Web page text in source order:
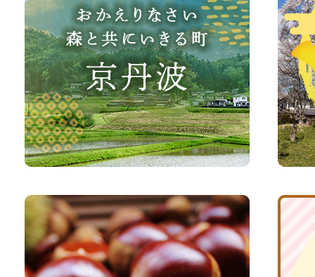
え
り
な
さ
い、
森
共
に
い
波
町
観
光
サ
イ
ふ
る
さ
京
波